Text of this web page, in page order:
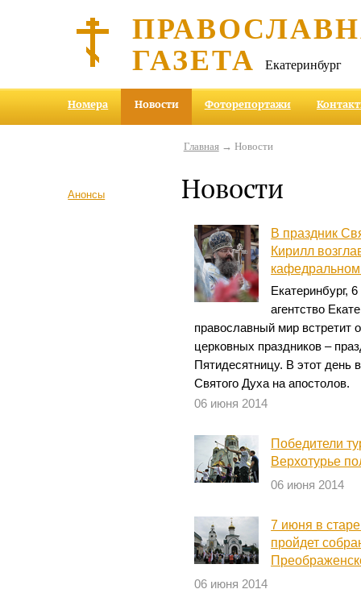
ГАЗЕТА Екатеринбург
Номера Новости Фоторепортажи
Анонсы
Главная→ Новости
Новости
В праздник
Кирилл
кафедральном
Екатеринбург,
агентство
православный мир встретит
церковных праздников –
Пятидесятницу. В этот день
Святого Духа на апостолов.
06 июня 2014
Победители
Верхотурье
06 июня 2014
7 июня в
пройдет
06 июня 2014